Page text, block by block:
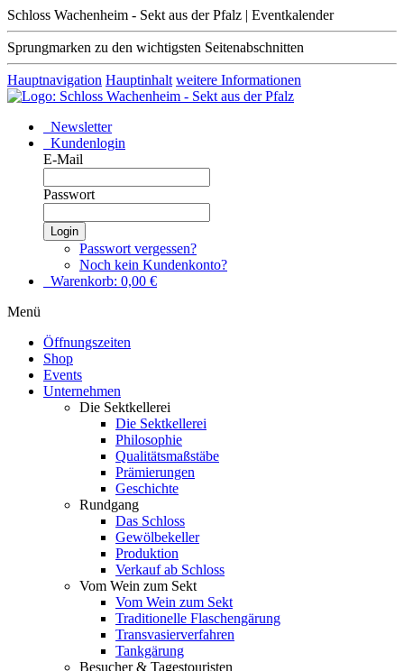
Schloss Wachenheim - Sekt aus der Pfalz | Eventkalender
Sprungmarken zu den wichtigsten Seitenabschnitten
Hauptnavigation Hauptinhalt weitere Informationen
Newsletter
Kundenlogin
E-Mail
Passwort
Login
Passwort vergessen?
Noch kein Kundenkonto?
Warenkorb: 0,00 €
Menü
Öffnungszeiten
Shop
Events
Unternehmen
Die Sektkellerei
Die Sektkellerei
Philosophie
Qualitätsmaßstäbe
Prämierungen
Geschichte
Rundgang
Das Schloss
Gewölbekeller
Produktion
Verkauf ab Schloss
Vom Wein zum Sekt
Vom Wein zum Sekt
Traditionelle Flaschengärung
Transvasierverfahren
Tankgärung
Besucher & Tagestouristen